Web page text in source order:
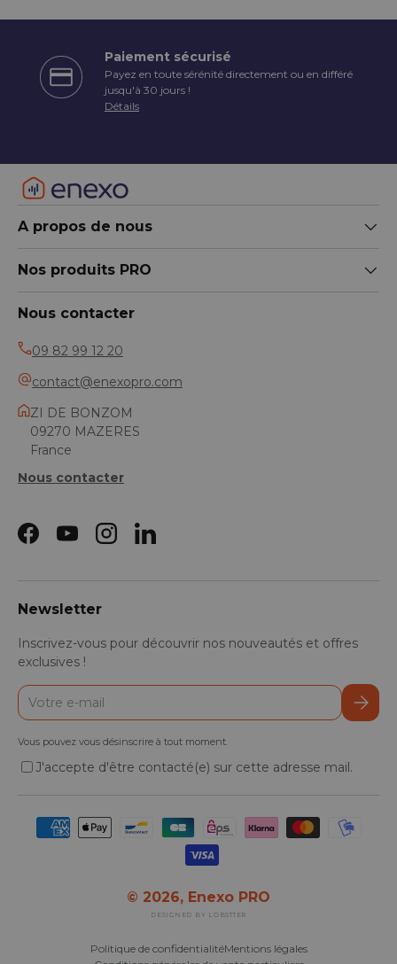
Paiement sécurisé
Payez en toute sérénité directement ou en différé
jusqu'à 30 jours !
Détails
A propos de nous
Nos produits PRO
Nous contacter
09 82 99 12 20
contact@enexopro.com
ZI DE BONZOM
09270 MAZERES
France
Nous contacter
Facebook
YouTubeInstagramLinkedIn
Newsletter
Inscrivez-vous pour découvrir nos nouveautés et offres
exclusives !
E-mail
Vous pouvez vous désinscrire à tout moment.
J'accepte d'être contacté(e) sur cette adresse mail.
Moyens de paiement acceptés
© 2026, Enexo PRO
DESIGNED BY LOBSTTER
Politique de confidentialitéMentions légales